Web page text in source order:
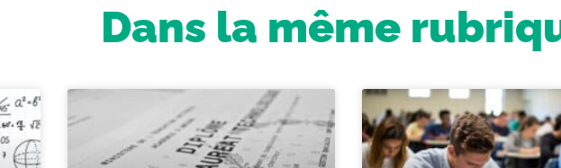
Dans la même